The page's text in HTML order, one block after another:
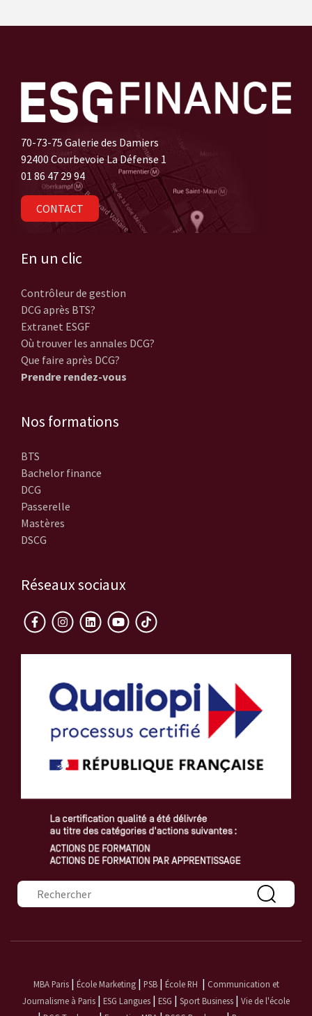
70-73-75 Galerie des Damiers
92400 Courbevoie La Défense 1
01 86 47 29 94
CONTACT
En un clic
Contrôleur de gestion
DCG après BTS?
Extranet ESGF
Où trouver les annales DCG?
Que faire après DCG?
Prendre rendez-vous
Nos formations
BTS
Bachelor finance
DCG
Passerelle
Mastères
DSCG
Réseaux sociaux
Formulaire de recherche
MBA Paris| École Marketing| PSB| École RH | Communication et
Journalisme à Paris | ESG Langues | ESG | Sport Business | Vie de l'école